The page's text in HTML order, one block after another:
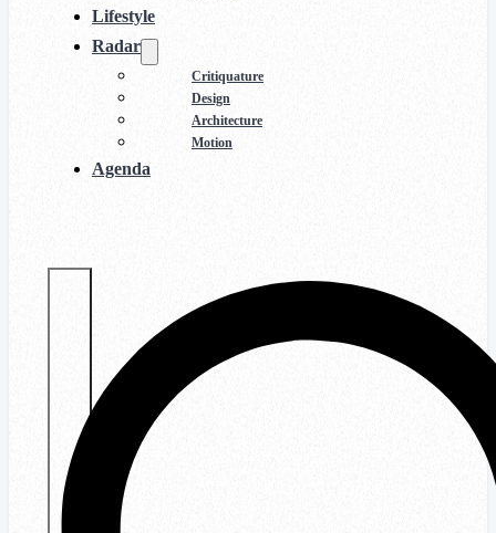
Lifestyle
Radar
Critiquature
Design
Architecture
Motion
Agenda